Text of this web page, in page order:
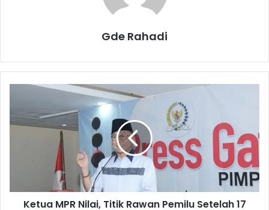
Gde Rahadi
t
u
N
Ketua MPR Nilai, Titik Rawan Pemilu Setelah 17